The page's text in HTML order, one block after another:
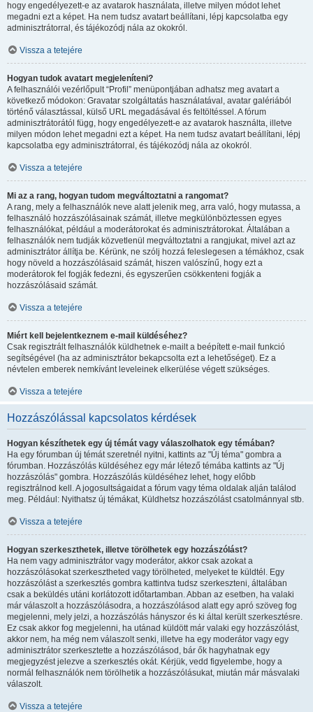
hogy engedélyezett-e az avatarok használata, illetve milyen módot lehet
megadni ezt a képet. Ha nem tudsz avatart beállítani, lépj kapcsolatba egy
adminisztrátorral, és tájékozódj nála az okokról.
Vissza a tetejére
Hogyan tudok avatart megjeleníteni?
A felhasználói vezérlőpult “Profil” menüpontjában adhatsz meg avatart a
következő módokon: Gravatar szolgáltatás használatával, avatar galériából
történő választással, külső URL megadásával és feltöltéssel. A fórum
adminisztrátorától függ, hogy engedélyezett-e az avatarok használta, illetve
milyen módon lehet megadni ezt a képet. Ha nem tudsz avatart beállítani, lépj
kapcsolatba egy adminisztrátorral, és tájékozódj nála az okokról.
Vissza a tetejére
Mi az a rang, hogyan tudom megváltoztatni a rangomat?
A rang, mely a felhasználók neve alatt jelenik meg, arra való, hogy mutassa, a
felhasználó hozzászólásainak számát, illetve megkülönböztessen egyes
felhasználókat, például a moderátorokat és adminisztrátorokat. Általában a
felhasználók nem tudják közvetlenül megváltoztatni a rangjukat, mivel azt az
adminisztrátor állítja be. Kérünk, ne szólj hozzá feleslegesen a témákhoz, csak
hogy növeld a hozzászólásaid számát, hiszen valószínű, hogy ezt a
moderátorok fel fogják fedezni, és egyszerűen csökkenteni fogják a
hozzászólásaid számát.
Vissza a tetejére
Miért kell bejelentkeznem e-mail küldéséhez?
Csak regisztrált felhasználók küldhetnek e-mailt a beépített e-mail funkció
segítségével (ha az adminisztrátor bekapcsolta ezt a lehetőséget). Ez a
névtelen emberek nemkívánt leveleinek elkerülése végett szükséges.
Vissza a tetejére
Hozzászólással kapcsolatos kérdések
Hogyan készíthetek egy új témát vagy válaszolhatok egy témában?
Ha egy fórumban új témát szeretnél nyitni, kattints az "Új téma" gombra a
fórumban. Hozzászólás küldéséhez egy már létező témába kattints az "Új
hozzászólás" gombra. Hozzászólás küldéséhez lehet, hogy előbb
regisztrálnod kell. A jogosultságaidat a fórum vagy téma oldalak alján találod
meg. Például: Nyithatsz új témákat, Küldhetsz hozzászólást csatolmánnyal stb.
Vissza a tetejére
Hogyan szerkeszthetek, illetve törölhetek egy hozzászólást?
Ha nem vagy adminisztrátor vagy moderátor, akkor csak azokat a
hozzászólásokat szerkesztheted vagy törölheted, melyeket te küldtél. Egy
hozzászólást a szerkesztés gombra kattintva tudsz szerkeszteni, általában
csak a beküldés utáni korlátozott időtartamban. Abban az esetben, ha valaki
már válaszolt a hozzászólásodra, a hozzászólásod alatt egy apró szöveg fog
megjelenni, mely jelzi, a hozzászólás hányszor és ki által került szerkesztésre.
Ez csak akkor fog megjelenni, ha utánad küldött már valaki egy hozzászólást,
akkor nem, ha még nem válaszolt senki, illetve ha egy moderátor vagy egy
adminisztrátor szerkesztette a hozzászólásod, bár ők hagyhatnak egy
megjegyzést jelezve a szerkesztés okát. Kérjük, vedd figyelembe, hogy a
normál felhasználók nem törölhetik a hozzászólásukat, miután már másvalaki
válaszolt.
Vissza a tetejére